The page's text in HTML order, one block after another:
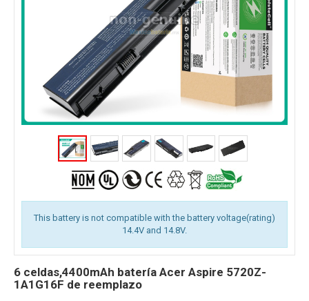
This battery is not compatible with the battery voltage(rating)
14.4V and 14.8V.
6 celdas,4400mAh batería Acer Aspire 5720Z-
1A1G16F de reemplazo